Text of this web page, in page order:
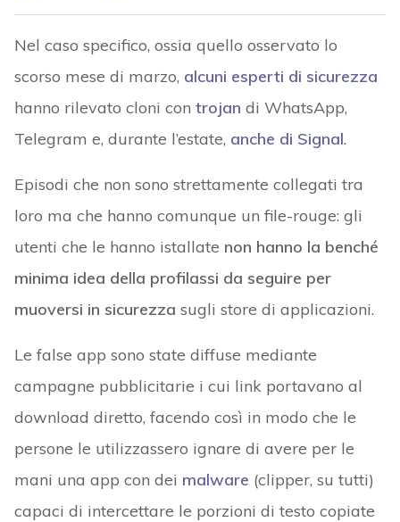
Nel caso specifico, ossia quello osservato lo
scorso mese di marzo, alcuni esperti di sicurezza
hanno rilevato cloni con trojan di WhatsApp,
Telegram e, durante l’estate, anche di Signal.
Episodi che non sono strettamente collegati tra
loro ma che hanno comunque un file-rouge: gli
utenti che le hanno istallate non hanno la benché
minima idea della profilassi da seguire per
muoversi in sicurezza sugli store di applicazioni.
Le false app sono state diffuse mediante
campagne pubblicitarie i cui link portavano al
download diretto, facendo così in modo che le
persone le utilizzassero ignare di avere per le
mani una app con dei malware (clipper, su tutti)
capaci di intercettare le porzioni di testo copiate